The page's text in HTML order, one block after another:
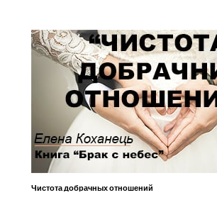
Чистота добрачных отношений